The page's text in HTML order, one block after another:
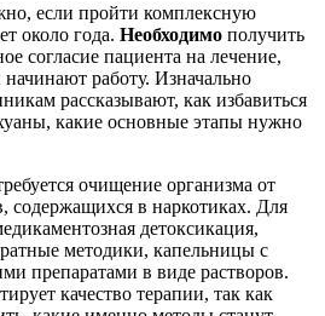
если пройти комплексную
около года. Необходимо получить
согласие пациента на лечение,
начинают работу. Изначально
рассказывают, как избавиться
какие основные этапы нужно
очищение организма от
содержащихся в наркотиках. Для
детоксикация,
методики, капельницы с
препаратами в виде растворов.
качество терапии, так как